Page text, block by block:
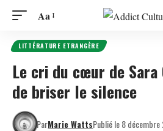
Aa
LITTÉRATURE ETRANGÈRE
Le cri du cœur de Sara
de briser le silence
ParMarie WattsPublié le 8